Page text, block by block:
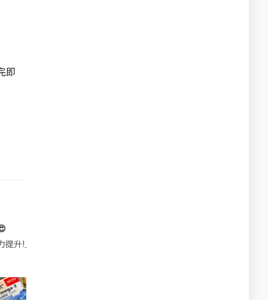
即
帶的行動電源機身已標示「10000mAh」，卻仍被要求當場丟
提升!｣ 長時間對住電腦､剪片寫稿,成日覺得眼睛乾澀､腦袋好似｢斷